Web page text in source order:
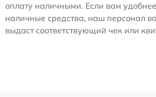
оплату наличными. Если вам
наличные средства, наш персонал
выдаст соответствующий чек или